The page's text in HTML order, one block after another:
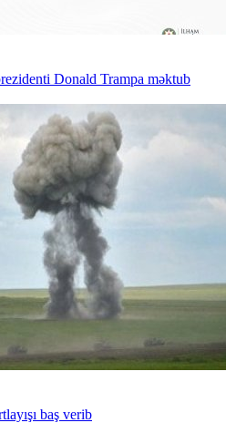
Donald Trampa məktub
baş verib